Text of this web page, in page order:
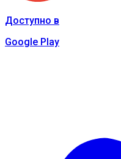
Доступно в
Google Play